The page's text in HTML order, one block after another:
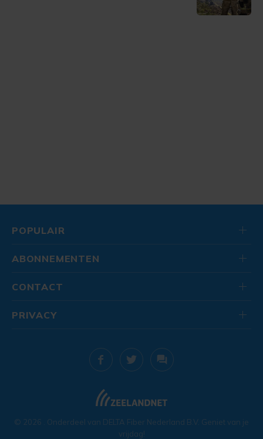
POPULAIR
ABONNEMENTEN
CONTACT
© 2026 . Onderdeel van DELTA Fiber Nederland B.V. Geniet van je
vrijdag!
PRIVACY